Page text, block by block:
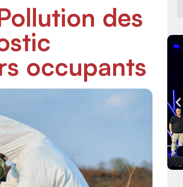
des
occupants
DIAGNOSTIC
IMMOBILIER À
VERTOU:
COMPRENDRE LES
SPÉCIFICITÉS DU
IMMOBILIER
VERTAVIEN.